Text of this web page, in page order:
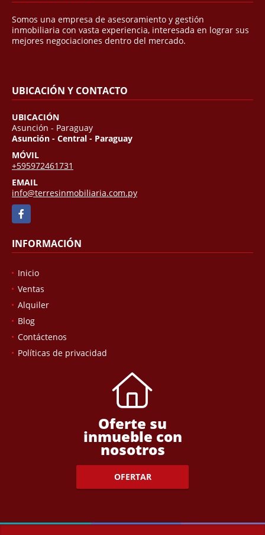
Somos una empresa de asesoramiento y gestión
inmobiliaria con vasta experiencia, interesada en lograr sus
mejores negociaciones dentro del mercado.
UBICACIÓN Y CONTACTO
UBICACIÓN
Asunción - Paraguay
Asunción - Central - Paraguay
MÓVIL
+595972461731
EMAIL
info@terresinmobiliaria.com.py
Facebook
INFORMACIÓN
Inicio
Ventas
Alquiler
Blog
Contáctenos
Políticas de privacidad
Oferte su
inmueble con
nosotros
OFERTAR